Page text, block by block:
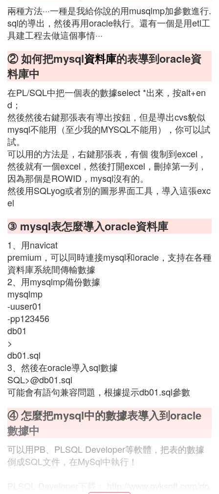
兩種方法···一種是我給你說的用musqlmp加參數進行.
sql的導出，然後再用oracle執行。還有一個是用etl工
具建工程去做這個事情···
② 如何把mysql資料庫的表導到oracle資
料庫中
在PL/SQL中把一個表的數據select *出來，按alt+en
d；
然後然後右鍵那張表有導出按鈕，但是導出cvs貌似
mysql不能用（至少我的MYSQL不能用），你可以試
試。
可以用的方法是，右鍵那張表，有個 復制到excel，
然後就有一個excel，然後打開excel，刪掉第一列，
因為那個是ROWID，mysql沒有的。
然後用SQLyog或者別的圖形界面工具，導入這張exc
el
③ mysql表怎麼導入oracle資料庫
1、用navicat
premium，可以同時連接mysql和oracle，支持在各種
資料庫系統間傳輸數據
2、用mysqlmp備份數據
mysqlmp
-uuser01
-pp123456
db01
>
db01.sql
3、然後在oracle導入sql數據
SQL>@db01.sql
可能會有語句兼容問題，根據提示db01.sql參數
④ 怎麼把mysql中的數據表導入到oracle
數據中
可以用PB、PLSQL Developer等軟體，把表的數據
倒成SQL文件，在MySql中執行！